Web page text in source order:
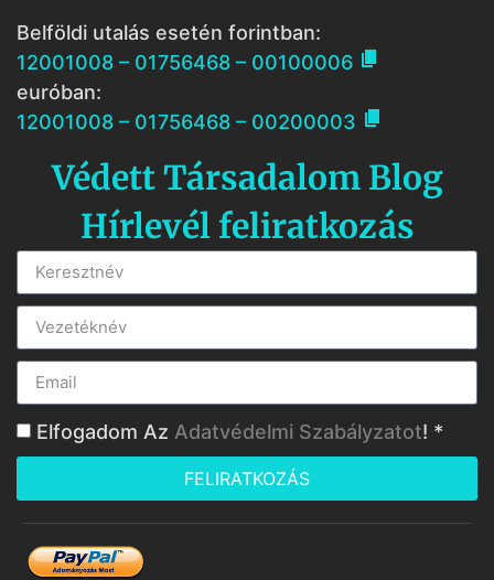
Belföldi utalás esetén forintban:
12001008 – 01756468 – 00100006 
euróban:
12001008 – 01756468 – 00200003 
Védett Társadalom Blog
Hírlevél feliratkozás
Elfogadom Az Adatvédelmi Szabályzatot! *
FELIRATKOZÁS